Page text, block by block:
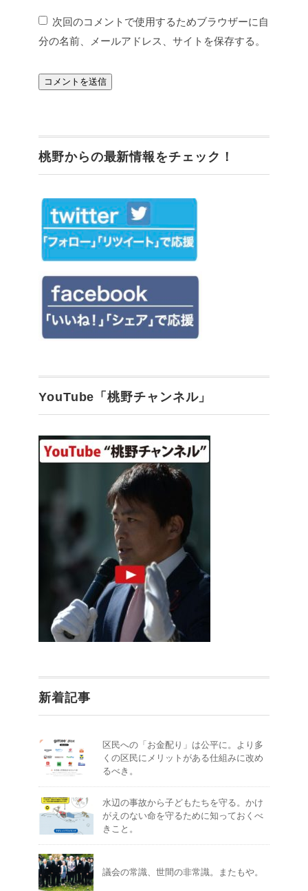
次回のコメントで使用するためブラウザーに自
分の名前、メールアドレス、サイトを保存する。
桃野からの最新情報をチェック！
YouTube「桃野チャンネル」
新着記事
区民への「お金配り」は公平に。より多
くの区民にメリットがある仕組みに改め
るべき。
水辺の事故から子どもたちを守る。かけ
がえのない命を守るために知っておくべ
きこと。
議会の常識、世間の非常識。またもや。